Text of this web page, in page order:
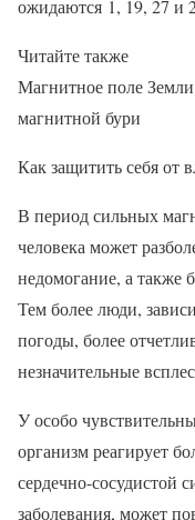
ожидаются 1, 19, 27 и
Читайте также
Магнитное поле
магнитной бури
Как защитить себя от
В период сильных
человека может
недомогание, а также
Тем более люди,
погоды, более
незначительные
У особо
организм реагирует
сердечно-сосудистой
заболевания, может